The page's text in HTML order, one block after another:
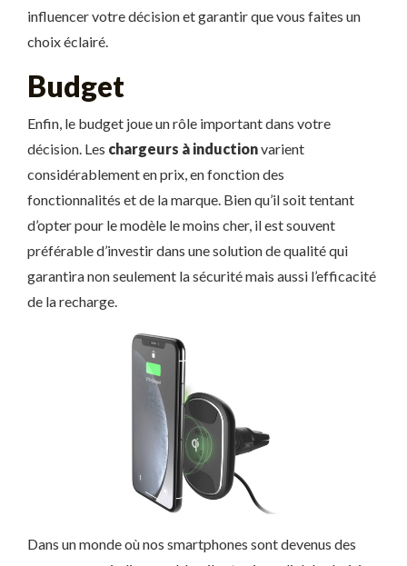
influencer votre décision et garantir que vous faites un
choix éclairé.
Budget
Enfin, le budget joue un rôle important dans votre
décision. Les chargeurs à inductionvarient
considérablement en prix, en fonction des
fonctionnalités et de la marque. Bien qu’il soit tentant
d’opter pour le modèle le moins cher, il est souvent
préférable d’investir dans une solution de qualité qui
garantira non seulement la sécurité mais aussi l’efficacité
de la recharge.
Dans un monde où nos smartphones sont devenus des